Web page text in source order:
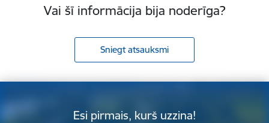
Vai šī informācija bija noderīga?
Sniegt atsauksmi
Esi pirmais, kurš uzzina!